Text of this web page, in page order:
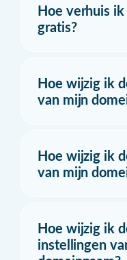
Hoe verhuis
gratis?
Hoe wijzig ik
van mijn
Hoe wijzig ik
van mijn
Hoe wijzig ik
instellingen